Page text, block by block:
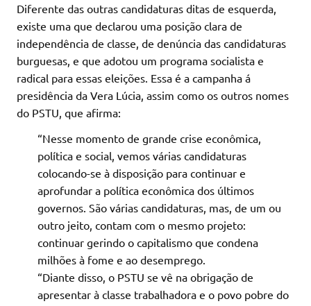
Diferente das outras candidaturas ditas de esquerda,
existe uma que declarou uma posição clara de
independência de classe, de denúncia das candidaturas
burguesas, e que adotou um programa socialista e
radical para essas eleições. Essa é a campanha á
presidência da Vera Lúcia, assim como os outros nomes
do PSTU, que afirma:
“Nesse momento de grande crise econômica,
política e social, vemos várias candidaturas
colocando-se à disposição para continuar e
aprofundar a política econômica dos últimos
governos. São várias candidaturas, mas, de um ou
outro jeito, contam com o mesmo projeto:
continuar gerindo o capitalismo que condena
milhões à fome e ao desemprego.
“Diante disso, o PSTU se vê na obrigação de
apresentar à classe trabalhadora e o povo pobre do